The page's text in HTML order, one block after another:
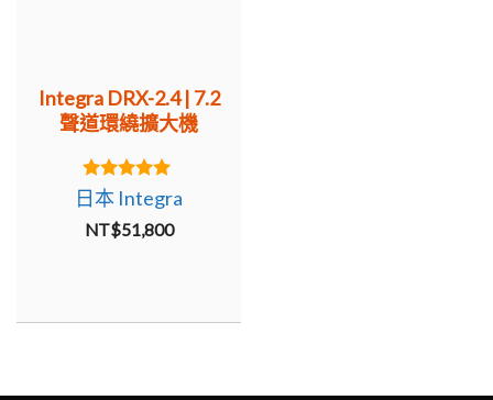
Integra DRX-2.4 | 7.2
聲道環繞擴大機
5.00
out of 5
日本 Integra
NT$51,800